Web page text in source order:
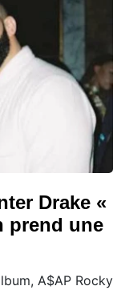
Drake «
prend une
A$AP Rocky